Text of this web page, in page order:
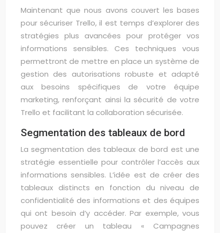
Maintenant que nous avons couvert les bases
pour sécuriser Trello, il est temps d’explorer des
stratégies plus avancées pour protéger vos
informations sensibles. Ces techniques vous
permettront de mettre en place un système de
gestion des autorisations robuste et adapté
aux besoins spécifiques de votre équipe
marketing, renforçant ainsi la sécurité de votre
Trello et facilitant la collaboration sécurisée.
Segmentation des tableaux de bord
La segmentation des tableaux de bord est une
stratégie essentielle pour contrôler l’accès aux
informations sensibles. L’idée est de créer des
tableaux distincts en fonction du niveau de
confidentialité des informations et des équipes
qui ont besoin d’y accéder. Par exemple, vous
pouvez créer un tableau « Campagnes